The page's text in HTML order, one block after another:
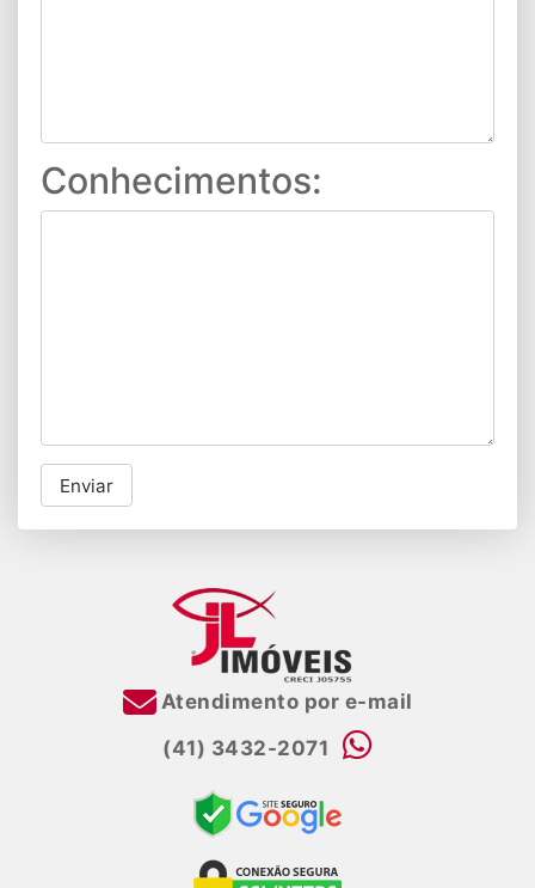
Conhecimentos:
Enviar
Atendimento por e-mail
(41) 3432-2071